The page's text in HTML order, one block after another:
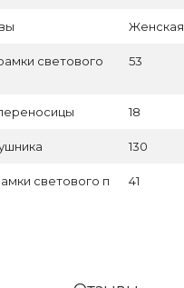
Женская
светового
53
18
130
светового п
41